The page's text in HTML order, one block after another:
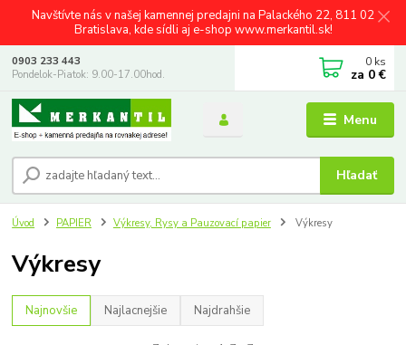
Navštívte nás v našej kamennej predajni na Palackého 22, 811 02
Bratislava, kde sídli aj e-shop www.merkantil.sk!
Menu
Hľadať
0903 233 443
Pondelok-Piatok: 9.00-17.00hod.
0 ks
za 0 €
Úvod PAPIER Výkresy, Rysy a Pauzovací papier Výkresy
Výkresy
Najnovšie Najlacnejšie Najdrahšie